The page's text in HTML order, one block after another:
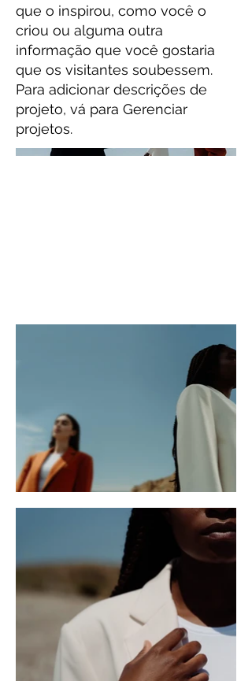
que o inspirou, como você o
criou ou alguma outra
informação que você gostaria
que os visitantes soubessem.
Para adicionar descrições de
projeto, vá para Gerenciar
projetos.